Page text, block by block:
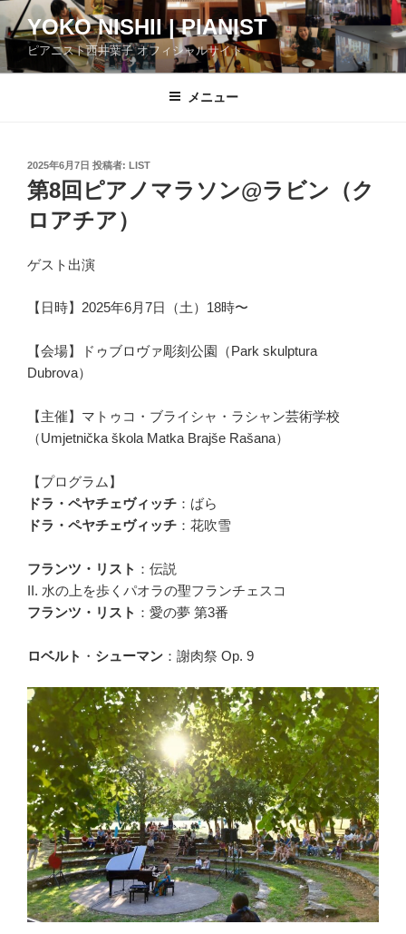
ン
テ
ン
YOKO NISHII | PIANIST
ピアニスト西井葉子 オフィシャルサイト
メニュー
投
稿
日:
2025年6月7日 投稿者: LIST
第8回ピアノマラソン@ラビン（ク
ロアチア）
ゲスト出演
【日時】2025年6月7日（土）18時〜
【会場】ドゥブロヴァ彫刻公園（Park skulptura
Dubrova）
【主催】マトゥコ・ブライシャ・ラシャン芸術学校
（Umjetnička škola Matka Brajše Rašana）
【プログラム】
ドラ・ペヤチェヴィッチ ：ばら
ドラ・ペヤチェヴィッチ ：花吹雪
フランツ・リスト ：伝説
II. 水の上を歩くパオラの聖フランチェスコ
フランツ・リスト ：愛の夢 第3番
ロベルト ・ シューマン ：謝肉祭 Op. 9